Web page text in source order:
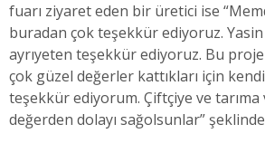
fuarı ziyaret eden bir üretici ise
buradan çok teşekkür ediyoruz. Yasin
ayrıyeten teşekkür ediyoruz. Bu
çok güzel değerler kattıkları için
teşekkür ediyorum. Çiftçiye ve tarıma
değerden dolayı sağolsunlar”